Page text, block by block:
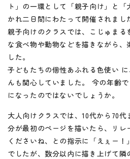
ト」の一環として「親子向け」と
かれ二日間にわたって開催されまし
親子向けのクラスでは、こじゅまる
な食べ物や動物などを描きながら、
した。
子どもたちの個性あふれる色使い
んも関心していました。 今の年齢
になったのではないでしょうか。
大人向けクラスでは、10代から70
分が最初のページを描いたら、リレ
くださいね、との指示に「えぇー
でしたが、数分以内に描き上げて隣